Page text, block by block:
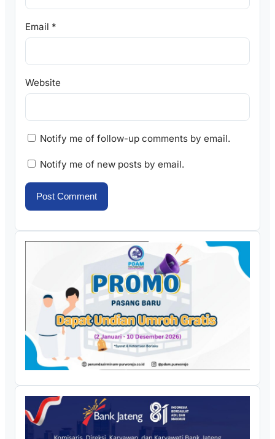
Email *
Website
Notify me of follow-up comments by email.
Notify me of new posts by email.